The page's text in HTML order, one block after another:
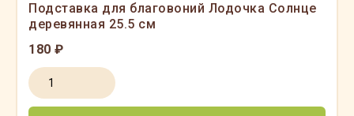
Подставка для благовоний Лодочка Солнце
деревянная 25.5 см
180 ₽